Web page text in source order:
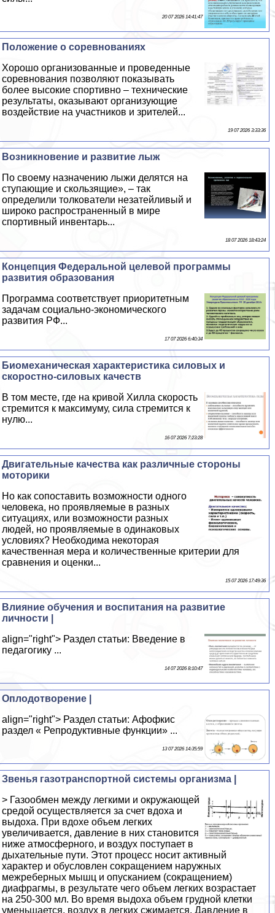
20 07 2026 14:41:47
Положение о соревнованиях
Хорошо организованные и проведенные
соревнования позволяют показывать
более высокие спортивно – технические
результаты, оказывают организующие
воздействие на участников и зрителей...
19 07 2026 3:33:36
Возникновение и развитие лыж
По своему назначению лыжи делятся на
ступающие и скользящие», – так
определили толкователи незатейливый и
широко распространенный в мире
спортивный инвентарь...
18 07 2026 18:43:24
Концепция Федеральной целевой программы
развития образования
Программа соответствует приоритетным
задачам социально-экономического
развития РФ...
17 07 2026 6:40:34
Биомеханическая хаpaктеристика силовых и
скоростно-силовых качеств
В том месте, где на кривой Хилла скорость
стремится к максимуму, сила стремится к
нулю...
16 07 2026 7:23:28
Двигательные качества как различные стороны
моторики
Но как сопоставить возможности одного
человека, но проявляемые в разных
ситуациях, или возможности разных
людей, но проявляемые в одинаковых
условиях? Необходима некоторая
качественная мера и количественные критерии для
сравнения и оценки...
15 07 2026 17:49:36
Влияние обучения и воспитания на развитие
личности |
align="right"> Раздел статьи: Введение в
педагогику ...
14 07 2026 8:10:47
Оплодотворение |
align="right"> Раздел статьи: Афофкис
раздел « Репродуктивные функции» ...
13 07 2026 14:35:59
Звенья газотранспортной системы организма |
> Газообмен между легкими и окружающей
средой осуществляется за счет вдоха и
выдоха. При вдохе объем легких
увеличивается, давление в них становится
ниже атмосферного, и воздух поступает в
дыхательные пути. Этот процесс носит активный
характер и обусловлен сокращением наружных
межреберных мышц и опусканием (сокращением)
диафрагмы, в результате чего объем легких возрастает
на 250-300 мл. Во время выдоха объем грудной клетки
уменьшается, воздух в легких сжимается. Давление в